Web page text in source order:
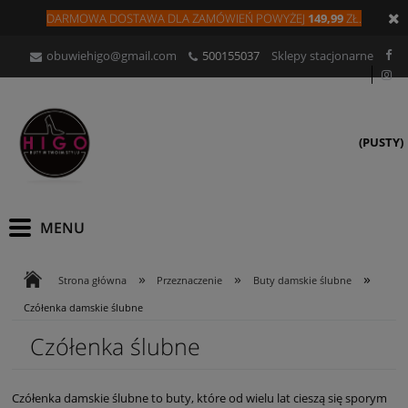
DARMOWA DOSTAWA DLAZAMÓWIEŃ POWYŻEJ 149,99ZŁ.
obuwiehigo@gmail.com 500155037 Sklepy stacjonarne
(PUSTY)
Strona główna » Przeznaczenie » Buty damskie ślubne »
Czółenka damskie ślubne
Czółenka ślubne
Czółenka damskie ślubne to buty, które od wielu lat cieszą się sporym